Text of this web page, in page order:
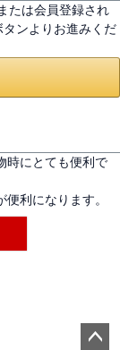
たは会員登録され
ンよりお進みくだ
時にとても便利で
利になります。